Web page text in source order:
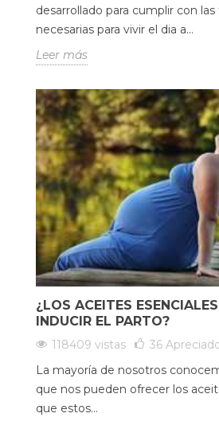
desarrollado para cumplir con
necesarias para vivir el dia a...
Leer más
¿LOS ACEITES
INDUCIR EL PARTO?
118409 vistas 36
La mayoría de nosotros
que nos pueden ofrecer los
que estos...